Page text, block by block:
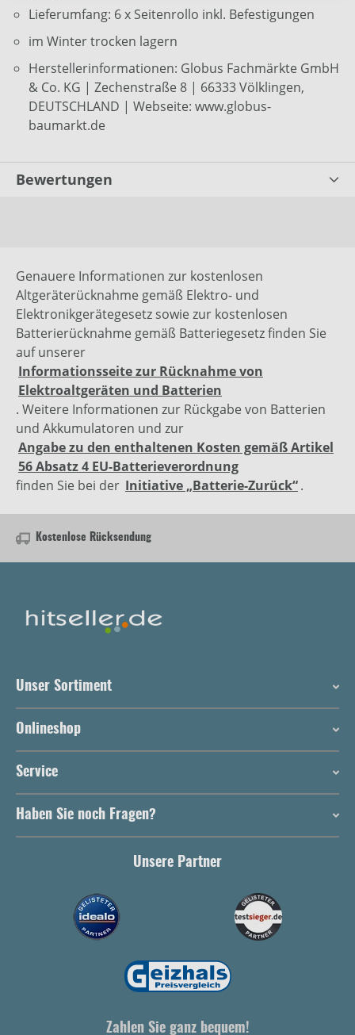
Lieferumfang: 6 x Seitenrollo inkl. Befestigungen
im Winter trocken lagern
Herstellerinformationen: Globus Fachmärkte GmbH
& Co. KG | Zechenstraße 8 | 66333 Völklingen,
DEUTSCHLAND | Webseite: www.globus-
baumarkt.de
Bewertungen
Genauere Informationen zur kostenlosen
Altgeräterücknahme gemäß Elektro- und
Elektronikgerätegesetz sowie zur kostenlosen
Batterierücknahme gemäß Batteriegesetz finden Sie
auf unserer
Informationsseite zur Rücknahme von
Elektroaltgeräten und Batterien
. Weitere Informationen zur Rückgabe von Batterien
und Akkumulatoren und zur
Angabe zu den enthaltenen Kosten gemäß Artikel
56 Absatz 4 EU-Batterieverordnung
finden Sie bei der Initiative „Batterie-Zurück“.
Kostenlose Rücksendung
Unser Sortiment
Onlineshop
Service
Haben Sie noch Fragen?
Unsere Partner
Zahlen Sie ganz bequem!